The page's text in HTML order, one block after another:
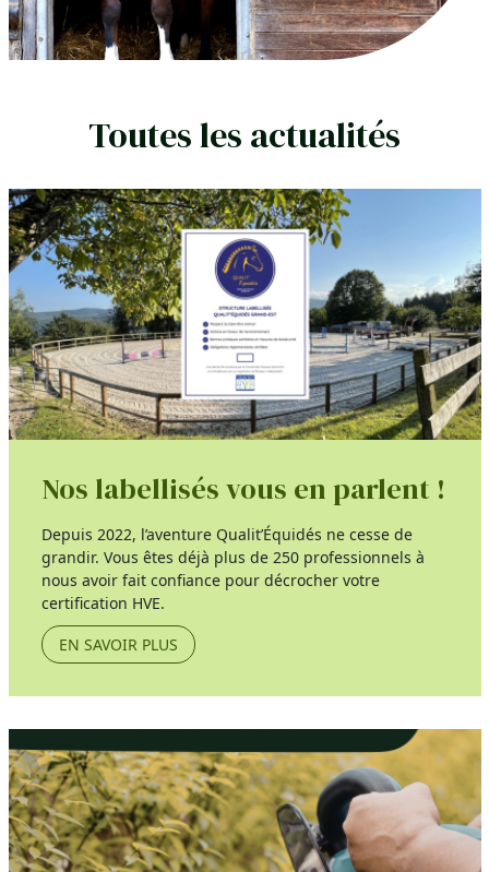
Toutes les actualités
Nos labellisés vous en parlent !
Depuis 2022, l’aventure Qualit’Équidés ne cesse de
grandir. Vous êtes déjà plus de 250 professionnels à
nous avoir fait confiance pour décrocher votre
certification HVE.
EN SAVOIR PLUS